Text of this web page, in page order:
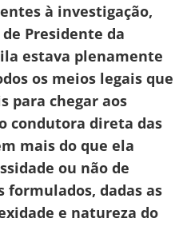
à investigação,
Presidente da
estava plenamente
os meios legais que
para chegar aos
condutora direta das
mais do que ela
ou não de
formulados, dadas as
e natureza do